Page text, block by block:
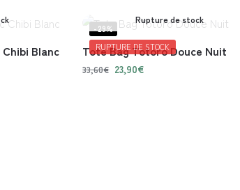
Blanc
-29%
RUPTURE DE STOCK
Rupture de stock
Tote Bag Totoro Douce Nuit
33,60€ 23,90€